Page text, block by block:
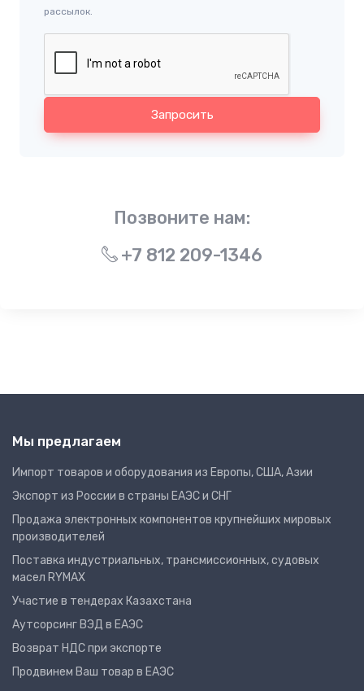
рассылок.
Запросить
Позвоните нам:
+7 812 209-1346
Мы предлагаем
Импорт товаров и оборудования из Европы, США, Азии
Экспорт из России в страны ЕАЭС и СНГ
Продажа электронных компонентов крупнейших мировых
производителей
Поставка индустриальных, трансмиссионных, судовых
масел RYMAX
Участие в тендерах Казахстана
Аутсорсинг ВЭД в ЕАЭС
Возврат НДС при экспорте
Продвинем Ваш товар в ЕАЭС